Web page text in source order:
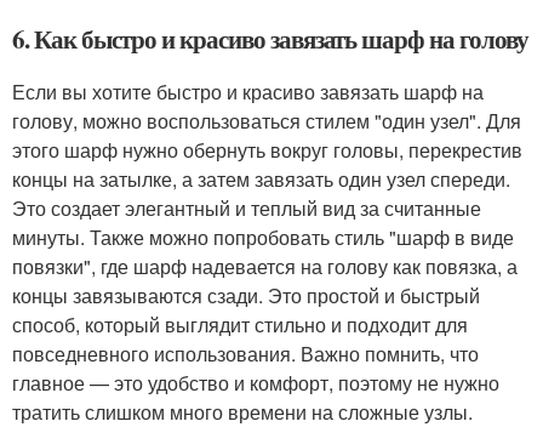
6. Как быстро и красиво завязать шарф на голову
Если вы хотите быстро и красиво завязать шарф на
голову, можно воспользоваться стилем "один узел". Для
этого шарф нужно обернуть вокруг головы, перекрестив
концы на затылке, а затем завязать один узел спереди.
Это создает элегантный и теплый вид за считанные
минуты. Также можно попробовать стиль "шарф в виде
повязки", где шарф надевается на голову как повязка, а
концы завязываются сзади. Это простой и быстрый
способ, который выглядит стильно и подходит для
повседневного использования. Важно помнить, что
главное — это удобство и комфорт, поэтому не нужно
тратить слишком много времени на сложные узлы.